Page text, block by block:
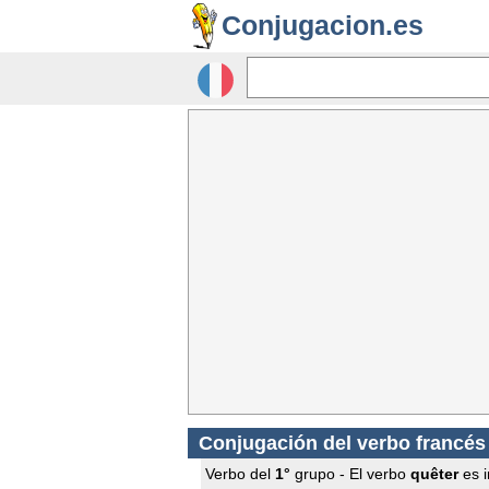
Conjugacion.es
Conjugación del verbo francés
Verbo del 1° grupo - El verbo quêteres